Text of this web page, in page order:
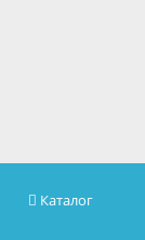
Каталог